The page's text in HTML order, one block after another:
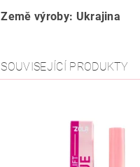
Země výroby: Ukrajina
SOUVISEJÍCÍ PRODUKTY